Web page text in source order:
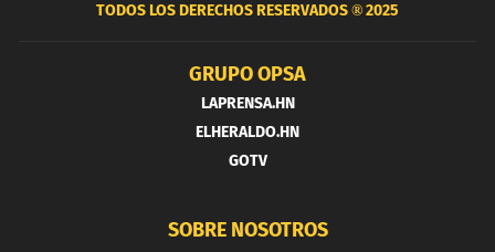
TODOS LOS DERECHOS RESERVADOS ®2025
GRUPO OPSA
LAPRENSA.HN
ELHERALDO.HN
GOTV
SOBRE NOSOTROS